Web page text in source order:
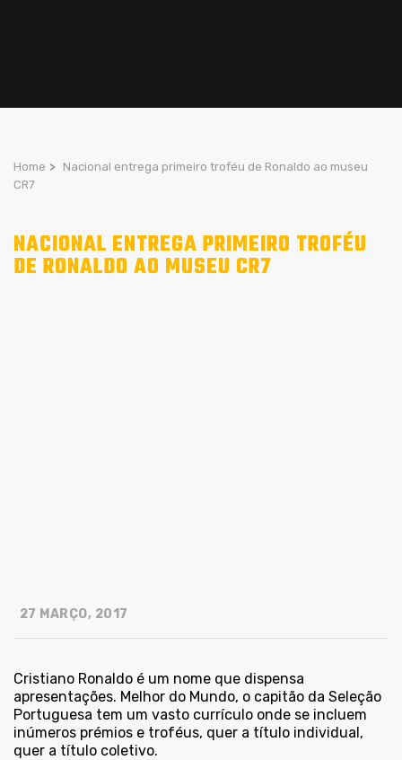
Home > Nacional entrega primeiro troféu de Ronaldo ao museu
CR7
NACIONAL ENTREGA PRIMEIRO TROFÉU
DE RONALDO AO MUSEU CR7
27 MARÇO, 2017
Cristiano Ronaldo é um nome que dispensa
apresentações. Melhor do Mundo, o capitão da Seleção
Portuguesa tem um vasto currículo onde se incluem
inúmeros prémios e troféus, quer a título individual,
quer a título coletivo.